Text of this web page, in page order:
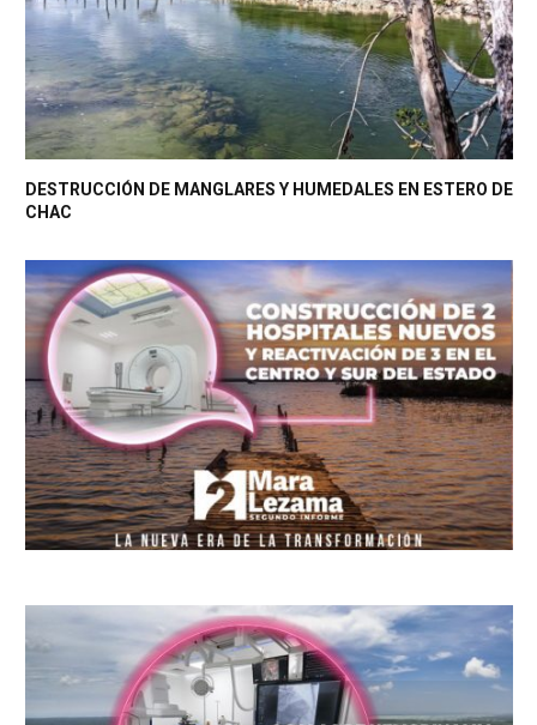
DESTRUCCIÓN DE MANGLARES Y HUMEDALES EN ESTERO DE
CHAC